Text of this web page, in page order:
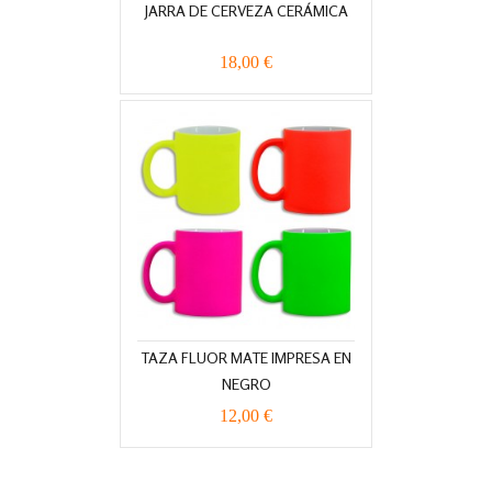
JARRA DE CERVEZA CERÁMICA
18,00 €
TAZA FLUOR MATE IMPRESA EN
NEGRO
12,00 €